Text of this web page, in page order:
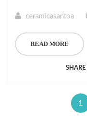
ceramicasantoa
READ MORE
SHARE
1